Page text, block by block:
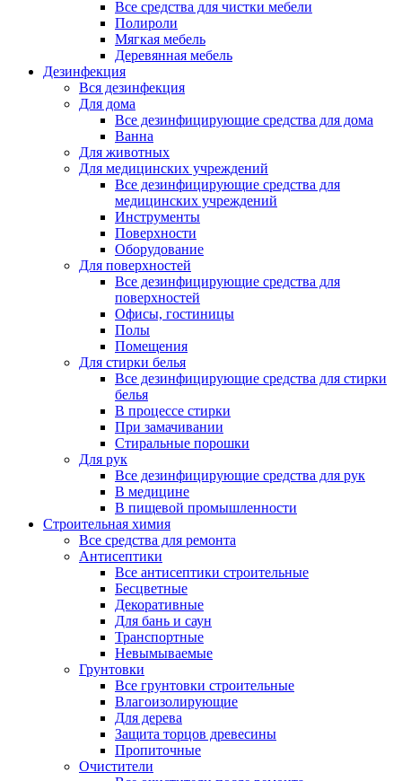
Все средства для чистки мебели
Полироли
Мягкая мебель
Деревянная мебель
Дезинфекция
Вся дезинфекция
Для дома
Все дезинфицирующие средства для дома
Ванна
Для животных
Для медицинских учреждений
Все дезинфицирующие средства для
медицинских учреждений
Инструменты
Поверхности
Оборудование
Для поверхностей
Все дезинфицирующие средства для
поверхностей
Офисы, гостиницы
Полы
Помещения
Для стирки белья
Все дезинфицирующие средства для стирки
белья
В процессе стирки
При замачивании
Стиральные порошки
Для рук
Все дезинфицирующие средства для рук
В медицине
В пищевой промышленности
Строительная химия
Все средства для ремонта
Антисептики
Все антисептики строительные
Бесцветные
Декоративные
Для бань и саун
Транспортные
Невымываемые
Грунтовки
Все грунтовки строительные
Влагоизолирующие
Для дерева
Защита торцов древесины
Пропиточные
Очистители